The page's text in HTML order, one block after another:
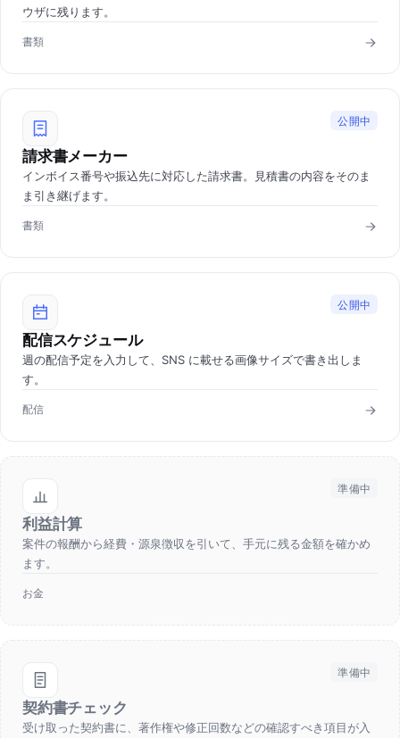
ウザに残ります。
書類
公開中
請求書メーカー
インボイス番号や振込先に対応した請求書。見積書の内容をそのま
ま引き継げます。
書類
公開中
配信スケジュール
週の配信予定を入力して、SNS に載せる画像サイズで書き出しま
す。
配信
準備中
利益計算
案件の報酬から経費・源泉徴収を引いて、手元に残る金額を確かめ
ます。
お金
準備中
契約書チェック
受け取った契約書に、著作権や修正回数などの確認すべき項目が入